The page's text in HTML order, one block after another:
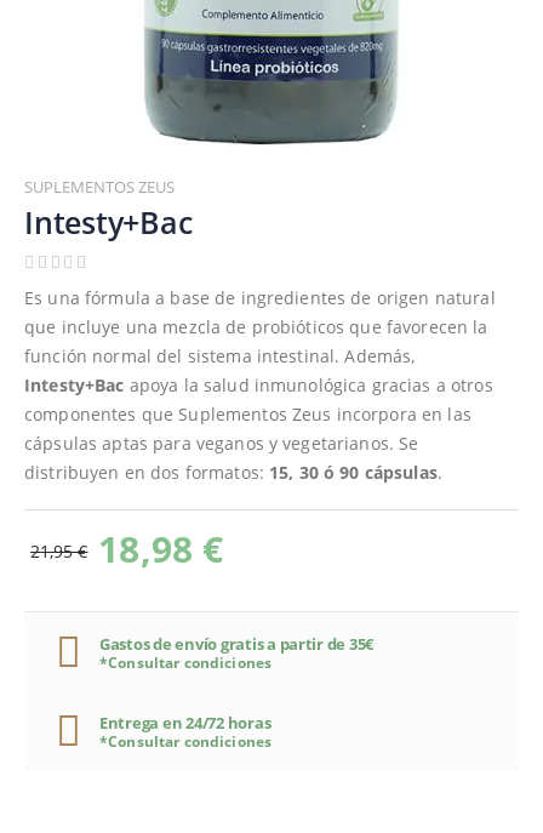
al
comienzo
de
la
galería
imágenes
SUPLEMENTOS ZEUS
Intesty+Bac
Es una fórmula a base de ingredientes de origen natural
que incluye una mezcla de probióticos que favorecen la
función normal del sistema intestinal. Además,
Intesty+Bac apoya la salud inmunológica gracias a otros
componentes que Suplementos Zeus incorpora en las
cápsulas aptas para veganos y vegetarianos. Se
distribuyen en dos formatos: 15, 30 ó 90 cápsulas.
18,98 €
21,95 €
Gastos de envío gratis a partir de 35€
*Consultar condiciones
Entrega en 24/72 horas
*Consultar condiciones